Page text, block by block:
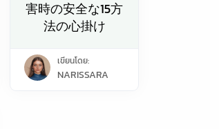
害時の安全な15方
法の心掛け
เขียนโดย:
NARISSARA